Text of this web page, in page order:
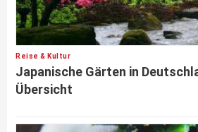
Reise & Kultur
Japanische Gärten in
Übersicht